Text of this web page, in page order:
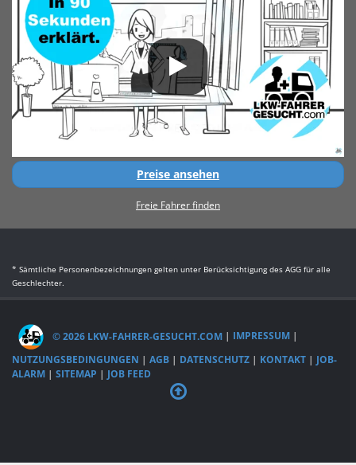
Preise ansehen
Freie Fahrer finden
* Sämtliche Personenbezeichnungen gelten unter Berücksichtigung des AGG für alle
Geschlechter.
© 2026 LKW-FAHRER-GESUCHT.COM | IMPRESSUM |
NUTZUNGSBEDINGUNGEN | AGB | DATENSCHUTZ | KONTAKT | JOB-
ALARM | SITEMAP | JOB FEED